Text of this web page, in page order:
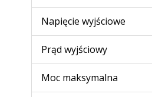
Napięcie wyjściowe
Prąd wyjściowy
Moc maksymalna